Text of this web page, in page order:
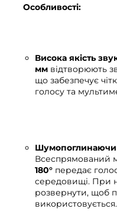
Особливості:
Висока якість
мм відтворюють
що забезпечує
голосу та
Всеспрямований
180° передає
середовищі. При
розвернути, щоб
використовується.